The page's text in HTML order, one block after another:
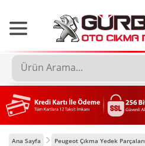
Ana Sayfa Peugeot Çıkma Yedek Parçaları